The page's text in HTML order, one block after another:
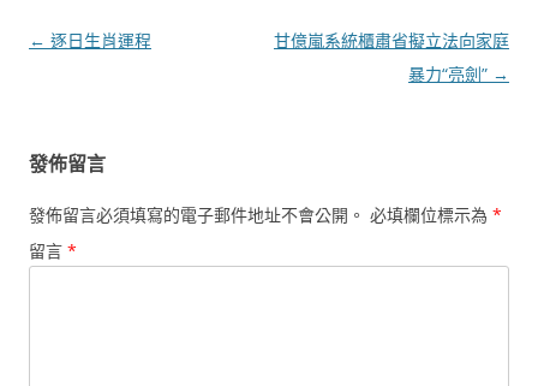
文
← 逐日生肖運程
甘億嵐系統櫃肅省擬立法向家庭
暴力“亮劍” →
發佈留言
發佈留言必須填寫的電子郵件地址不會公開。 必填欄位標示為 *
留言 *